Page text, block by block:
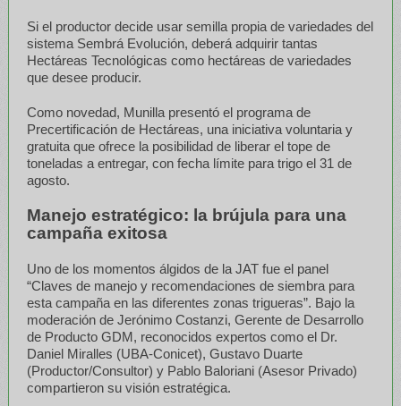
Si el productor decide usar semilla propia de variedades del
sistema Sembrá Evolución, deberá adquirir tantas
Hectáreas Tecnológicas como hectáreas de variedades
que desee producir.
Como novedad, Munilla presentó el programa de
Precertificación de Hectáreas, una iniciativa voluntaria y
gratuita que ofrece la posibilidad de liberar el tope de
toneladas a entregar, con fecha límite para trigo el 31 de
agosto.
Manejo estratégico: la brújula para una
campaña exitosa
Uno de los momentos álgidos de la JAT fue el panel
“Claves de manejo y recomendaciones de siembra para
esta campaña en las diferentes zonas trigueras”. Bajo la
moderación de Jerónimo Costanzi, Gerente de Desarrollo
de Producto GDM, reconocidos expertos como el Dr.
Daniel Miralles (UBA-Conicet), Gustavo Duarte
(Productor/Consultor) y Pablo Baloriani (Asesor Privado)
compartieron su visión estratégica.